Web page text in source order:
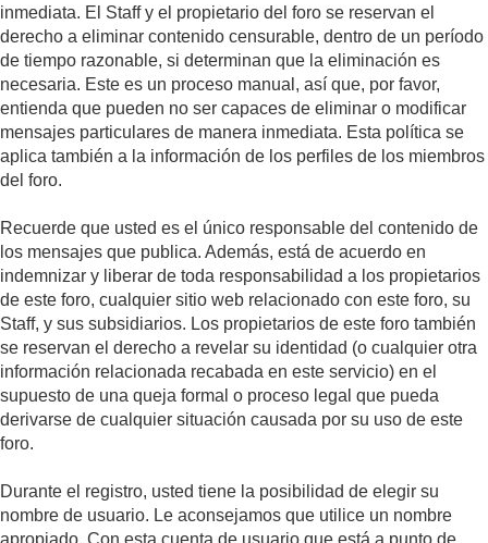
inmediata. El Staff y el propietario del foro se reservan el
derecho a eliminar contenido censurable, dentro de un período
de tiempo razonable, si determinan que la eliminación es
necesaria. Este es un proceso manual, así que, por favor,
entienda que pueden no ser capaces de eliminar o modificar
mensajes particulares de manera inmediata. Esta política se
aplica también a la información de los perfiles de los miembros
del foro.
Recuerde que usted es el único responsable del contenido de
los mensajes que publica. Además, está de acuerdo en
indemnizar y liberar de toda responsabilidad a los propietarios
de este foro, cualquier sitio web relacionado con este foro, su
Staff, y sus subsidiarios. Los propietarios de este foro también
se reservan el derecho a revelar su identidad (o cualquier otra
información relacionada recabada en este servicio) en el
supuesto de una queja formal o proceso legal que pueda
derivarse de cualquier situación causada por su uso de este
foro.
Durante el registro, usted tiene la posibilidad de elegir su
nombre de usuario. Le aconsejamos que utilice un nombre